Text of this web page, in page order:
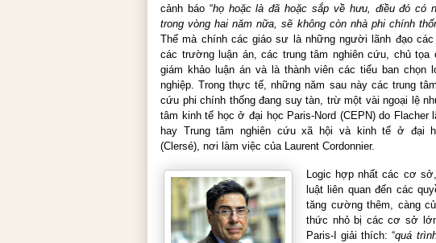
cảnh báo “họ hoặc là đã hoặc sắp về hưu, điều đó có
trong vòng hai năm nữa, sẽ không còn nhà phi chính
Thế mà chính các giáo sư là những người lãnh đạo các
các trường luận án, các trung tâm nghiên cứu, chủ tọa
giám khảo luận án và là thành viên các tiểu ban chọn
nghiệp. Trong thực tế, những năm sau này các trung
cứu phi chính thống đang suy tàn, trừ một vài ngoại lệ
tâm kinh tế học ở đại học Paris-Nord (CEPN) do Flacher
hay Trung tâm nghiên cứu xã hội và kinh tế ở đại
(Clersé), nơi làm việc của Laurent Cordonnier.
Logic hợp nhất các cơ
luật liên quan đến các
tăng cường thêm, càng
thức nhỏ bị các cơ sở
Paris-I giải thích: “quá